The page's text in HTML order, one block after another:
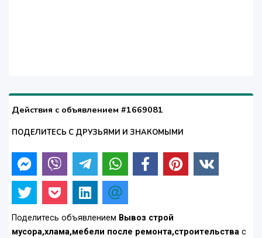
Действия с объявлением #1669081
ПОДЕЛИТЕСЬ С ДРУЗЬЯМИ И ЗНАКОМЫМИ
Поделитесь объявлением Вывоз строй
мусора,хлама,мебели после ремонта,строительства с